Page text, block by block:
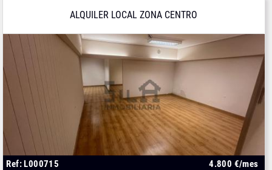
ALQUILER LOCAL ZONA CENTRO
Ref: L000715 4.800 €/mes